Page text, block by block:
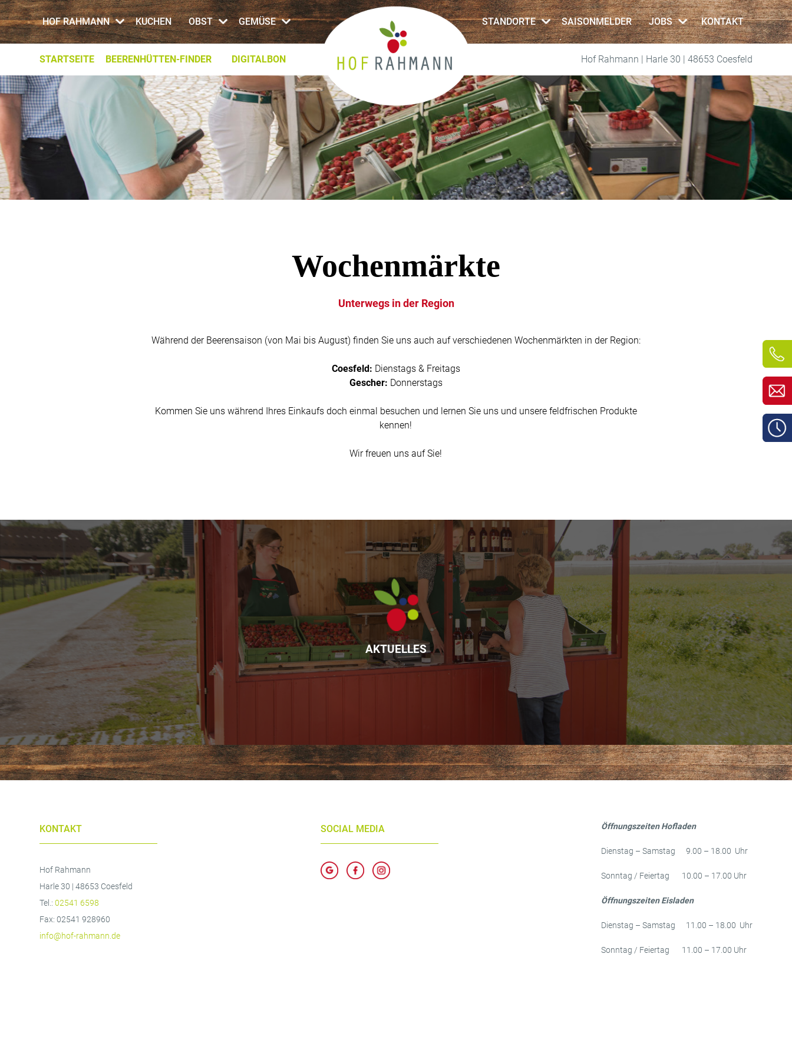
HOF RAHMANN KUCHEN OBST GEMÜSE STANDORTE SAISONMELDER JOBS KONTAKT
STARTSEITE BEERENHÜTTEN-FINDER DIGITALBON Hof Rahmann | Harle 30 | 48653 Coesfeld
Wochenmärkte
Unterwegs in der Region
Während der Beerensaison (von Mai bis August) finden Sie uns auch auf verschiedenen Wochenmärkten in der Region:
Coesfeld: Dienstags & Freitags
Gescher: Donnerstags
Kommen Sie uns während Ihres Einkaufs doch einmal besuchen und lernen Sie uns und unsere feldfrischen Produkte
kennen!
Wir freuen uns auf Sie!
AKTUELLES
KONTAKT
Hof Rahmann
Harle 30 | 48653 Coesfeld
Tel.:02541 6598
Fax: 02541 928960
info@hof-rahmann.de
SOCIAL MEDIA Öffnungszeiten Hofladen
Dienstag – Samstag 9.00 – 18.00 Uhr
Sonntag / Feiertag 10.00 – 17.00 Uhr
Öffnungszeiten Eisladen
Dienstag – Samstag 11.00 – 18.00 Uhr
Sonntag / Feiertag 11.00 – 17.00 Uhr